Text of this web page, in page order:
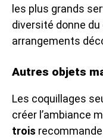
les plus grands
diversité donne
arrangements
Autres objets
Les coquillages
créer l’ambiance
trois